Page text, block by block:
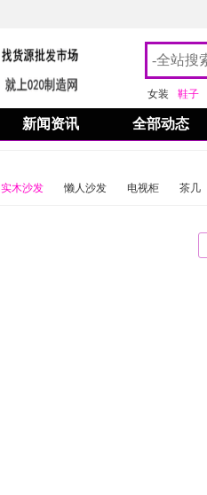
女装 鞋子
新闻资讯 全部动态
实木沙发 懒人沙发 电视柜 茶几